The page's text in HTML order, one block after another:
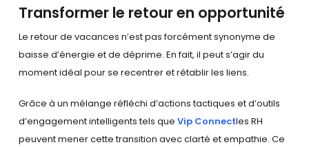
Transformer le retour en opportunité
Le retour de vacances n’est pas forcément synonyme de
baisse d’énergie et de déprime. En fait, il peut s’agir du
moment idéal pour se recentrer et rétablir les liens.
Grâce à un mélange réfléchi d’actions tactiques et d’outils
d’engagement intelligents tels que Vip Connectles RH
peuvent mener cette transition avec clarté et empathie. Ce